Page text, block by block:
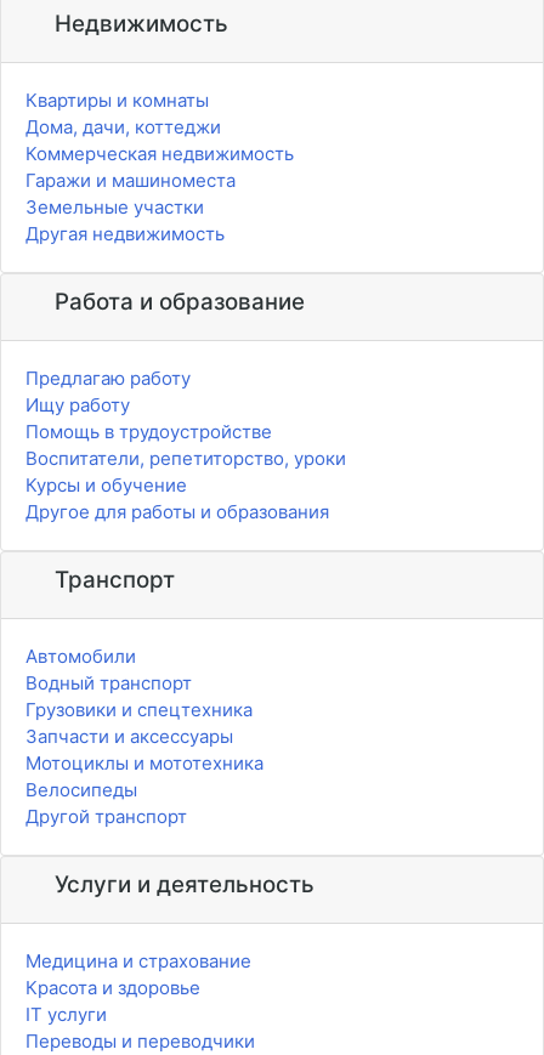
Недвижимость
Квартиры и комнаты
Дома, дачи, коттеджи
Коммерческая недвижимость
Гаражи и машиноместа
Земельные участки
Другая недвижимость
Работа и образование
Предлагаю работу
Ищу работу
Помощь в трудоустройстве
Воспитатели, репетиторство, уроки
Курсы и обучение
Другое для работы и образования
Транспорт
Автомобили
Водный транспорт
Грузовики и спецтехника
Запчасти и аксессуары
Мотоциклы и мототехника
Велосипеды
Другой транспорт
Услуги и деятельность
Медицина и страхование
Красота и здоровье
IT услуги
Переводы и переводчики